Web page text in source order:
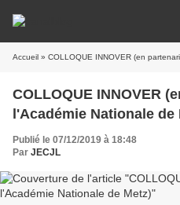
Accueil » COLLOQUE INNOVER (en
COLLOQUE INNOVER
l'Académie Nationale de
Publié le 07/12/2019 à 18:48
Par JECJL